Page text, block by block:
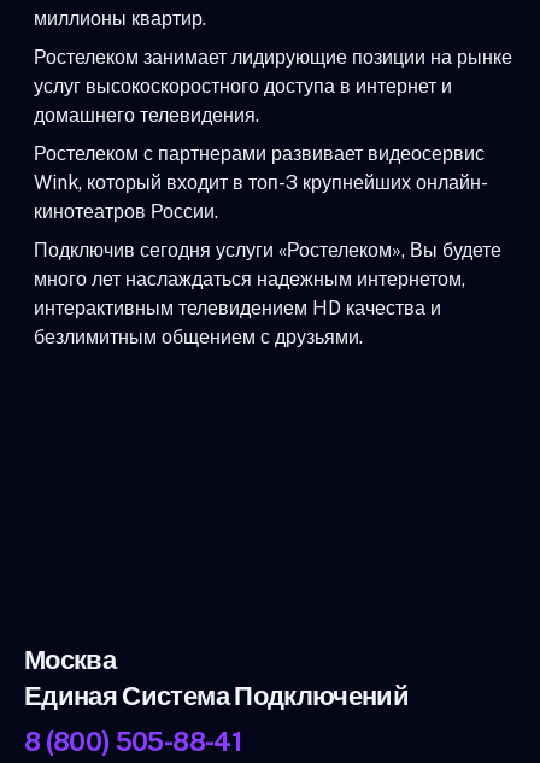
миллионы квартир.
Ростелеком занимает лидирующие позиции на рынке
услуг высокоскоростного доступа в интернет и
домашнего телевидения.
Ростелеком с партнерами развивает видеосервис
Wink, который входит в топ-3 крупнейших онлайн-
кинотеатров России.
Подключив сегодня услуги «Ростелеком», Вы будете
много лет наслаждаться надежным интернетом,
интерактивным телевидением HD качества и
безлимитным общением с друзьями.
Москва
Единая Система Подключений
8 (800) 505-88-41